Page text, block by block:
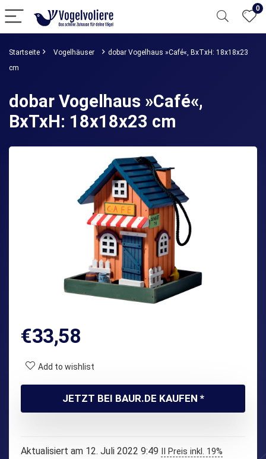
0
Startseite Vogelhäuser
dobar Vogelhaus »Café«, BxTxH: 18x18x23
cm
dobar Vogelhaus »Café«,
BxTxH: 18x18x23 cm
€33,58
Add to wishlist
JETZT BEI BAUR.DE KAUFEN *
Aktualisiert am 12. Juli 2022 9:49
II Preis inkl. 19%